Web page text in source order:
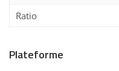
Ratio
Plateforme